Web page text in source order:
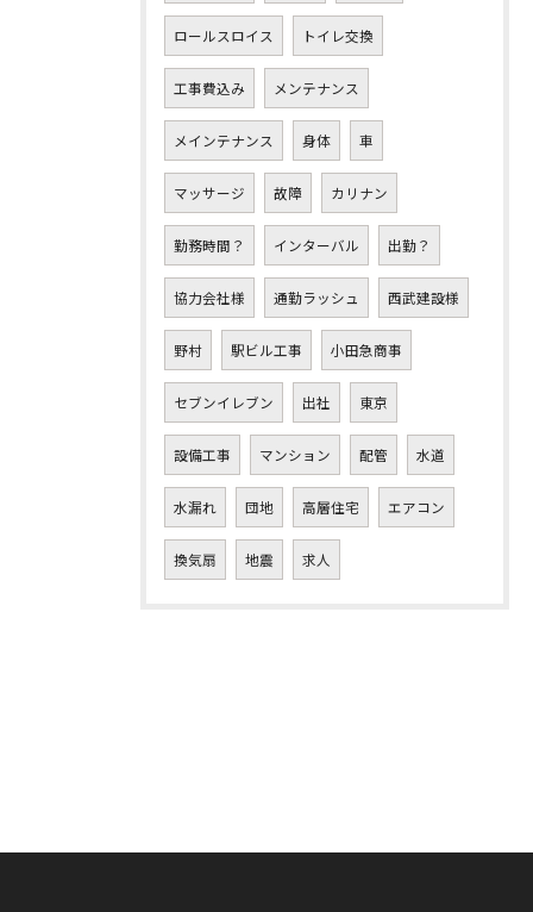
ロールスロイス トイレ交換
工事費込み メンテナンス
メインテナンス 身体 車
マッサージ 故障 カリナン
勤務時間？ インターバル 出勤？
協力会社様 通勤ラッシュ 西武建設様
野村 駅ビル工事 小田急商事
セブンイレブン 出社 東京
設備工事 マンション 配管 水道
水漏れ 団地 高層住宅 エアコン
換気扇 地震 求人